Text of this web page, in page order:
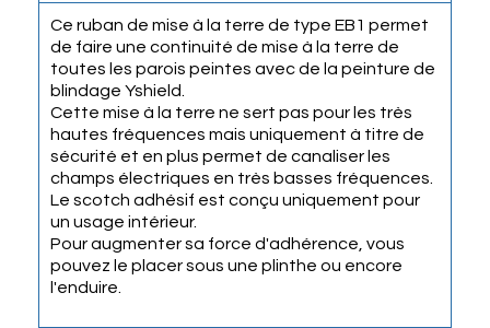
Ce ruban de mise à la terre de type EB1 permet
de faire une continuité de mise à la terre de
toutes les parois peintes avec de la peinture de
blindage Yshield.
Cette mise à la terre ne sert pas pour les très
hautes fréquences mais uniquement à titre de
sécurité et en plus permet de canaliser les
champs électriques en très basses fréquences.
Le scotch adhésif est conçu uniquement pour
un usage intérieur.
Pour augmenter sa force d'adhérence, vous
pouvez le placer sous une plinthe ou encore
l'enduire.